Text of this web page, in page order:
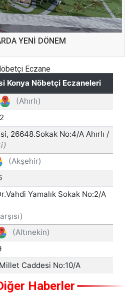
YENİ DÖNEM
Haberler